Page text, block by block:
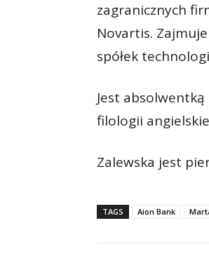
zagranicznych
Novartis.
spółek
Jest
filologii
Zalewska jest
TAGS Aion Bank